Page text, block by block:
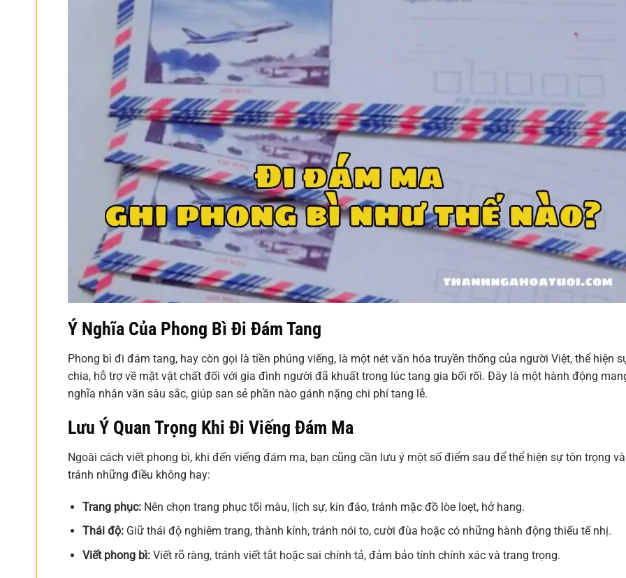
Ý Nghĩa Của Phong Bì Đi Đám Tang
Phong bì đi đám tang, hay còn gọi là tiền phúng viếng, là một nét văn hóa truyền thống của người Việt, thể hiện
chia, hỗ trợ về mặt vật chất đối với gia đình người đã khuất trong lúc tang gia bối rối. Đây là một hành động
nghĩa nhân văn sâu sắc, giúp san sẻ phần nào gánh nặng chi phí tang lễ.
Lưu Ý Quan Trọng Khi Đi Viếng Đám Ma
Ngoài cách viết phong bì, khi đến viếng đám ma, bạn cũng cần lưu ý một số điểm sau để thể hiện sự tôn trọng và
tránh những điều không hay:
Trang phục:Nên chọn trang phục tối màu, lịch sự, kín đáo, tránh mặc đồ lòe loẹt, hở hang.
Thái độ:Giữ thái độ nghiêm trang, thành kính, tránh nói to, cười đùa hoặc có những hành động thiếu tế nhị.
Viết phong bì:Viết rõ ràng, tránh viết tắt hoặc sai chính tả, đảm bảo tính chính xác và trang trọng.